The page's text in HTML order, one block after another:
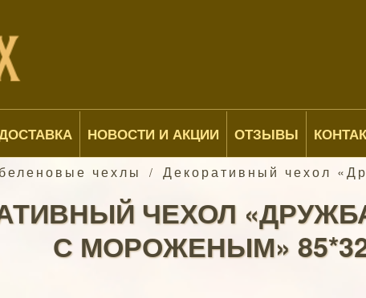
НОВОСТИ И АКЦИИ ОТЗЫВЫ
чехлы / Декоративный чехол
ЧЕХОЛ
С МОРОЖЕНЫМ»